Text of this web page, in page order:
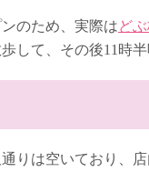
のため、実際はど
して、その後11時半
りは空いており、店